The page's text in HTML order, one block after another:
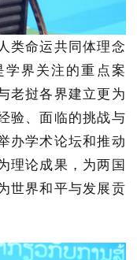
类命运共同体理念
学界关注的重点案
老挝各界建立更为
验、面临的挑战与
办学术论坛和推动
理论成果，为两国
世界和平与发展贡